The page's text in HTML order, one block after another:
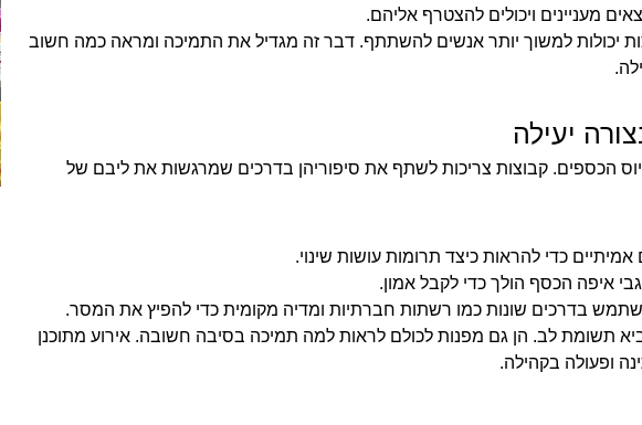
מעניינים ויכולים להצטרף אליהם.
יכולות למשוך יותר אנשים להשתתף. דבר זה מגדיל את התמיכה ומראה כמה חשוב
יעילה
הכספים. קבוצות צריכות לשתף את סיפוריהן בדרכים שמרגשות את ליבם של
כדי להראות כיצד תרומות עושות שינוי.
איפה הכסף הולך כדי לקבל אמון.
בדרכים שונות כמו רשתות חברתיות ומדיה מקומית כדי להפיץ את המסר.
תשומת לב. הן גם מפנות לכולם לראות למה תמיכה בסיבה חשובה. אירוע מתוכנן
ופעולה בקהילה.